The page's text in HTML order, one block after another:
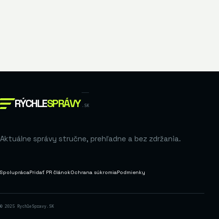
RÝCHLESPRÁVY .SK
Aktuálne správy stručne, prehľadne a bez zdržania.
SpoluprácaPridať PR článokOchrana súkromiaPodmienky
© 2025 RychleSpravy.SK